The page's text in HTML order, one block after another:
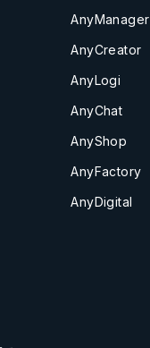
AnyManager
AnyCreator
AnyLogi
AnyChat
AnyShop
AnyFactory
AnyDigital